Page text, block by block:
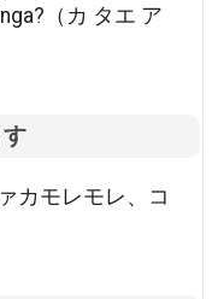
（カ タエ ア
カモレモレ、コ